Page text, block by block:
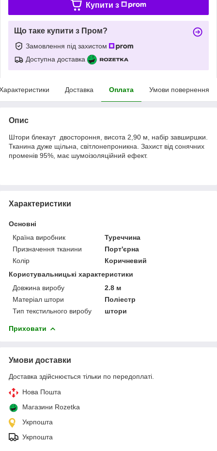
Купити з
Що таке купити з Пром?
Замовлення під захистом
Доступна доставка
Доставка Оплата Умови повернення
Опис
Штори блекаут двостороння, висота 2,90 м, набір завширшки.
Тканина дуже щільна, світлонепроникна. Захист від сонячних
променів 95%, має шумоізоляційний ефект.
Характеристики
Основні
Країна виробник
Туреччина
Призначення тканини
Порт'єрна
Колір
Коричневий
Користувальницькі характеристики
Довжина виробу
2.8 м
Матеріал штори
Поліестр
Тип текстильного виробу
штори
Приховати
Умови доставки
Доставка здійснюється тільки по передоплаті.
Нова Пошта
Магазини Rozetka
Укрпошта
Укрпошта